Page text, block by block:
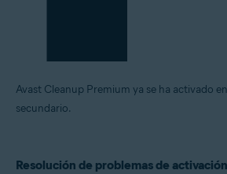
Avast Cleanup Premium ya se ha activado
secundario.
Resolución de problemas de activación